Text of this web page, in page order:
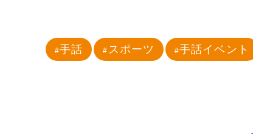
手話 スポーツ 手話イベント